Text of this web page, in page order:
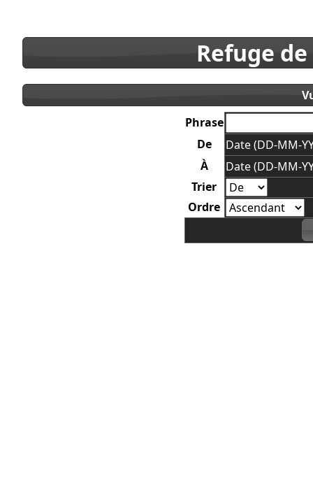
Refuge
Phrase
De
Date (DD-MM-
À
Date (DD-MM-
Trier
Ordre